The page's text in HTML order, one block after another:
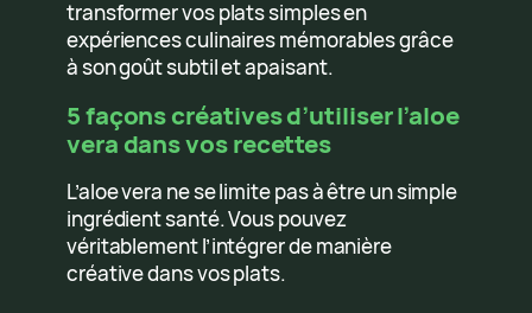
transformer vos plats simples en
expériences culinaires mémorables grâce
à son goût subtil et apaisant.
5 façons créatives d’utiliser l’aloe
vera dans vos recettes
L’aloe vera ne se limite pas à être un simple
ingrédient santé. Vous pouvez
véritablement l’intégrer de manière
créative dans vos plats.